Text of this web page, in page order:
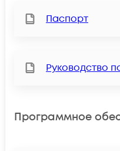
Паспорт
Руководство
Программное